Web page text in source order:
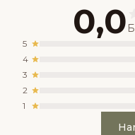
0,0
5
4
3
2
1